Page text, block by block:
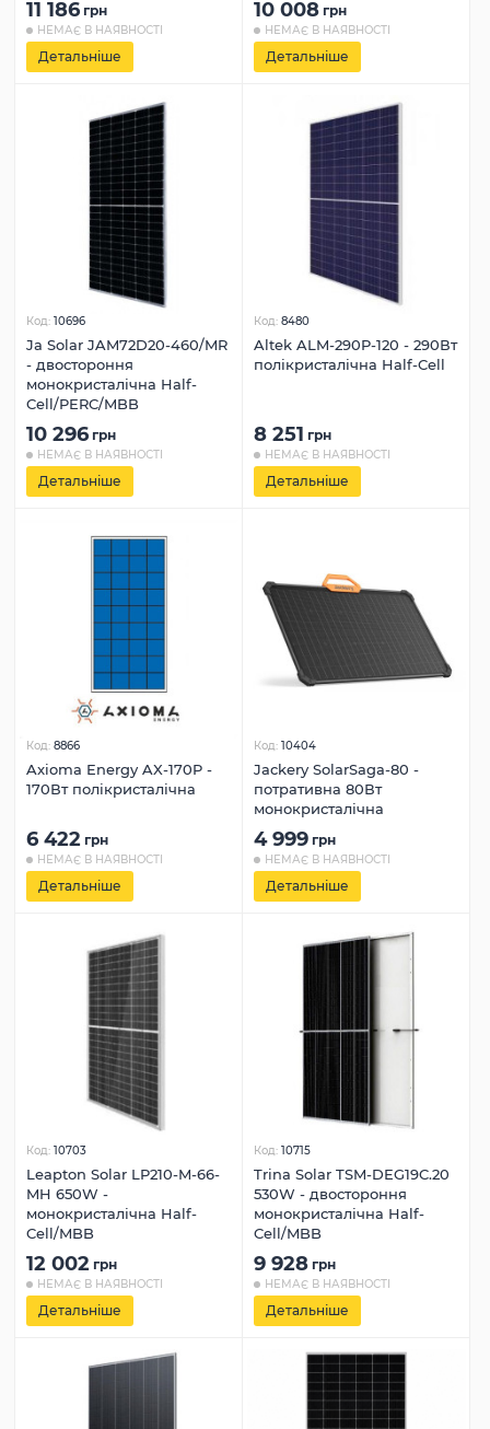
11 186 грн
НЕМАЄ В НАЯВНОСТІ
Детальніше
10 008 грн
НЕМАЄ В НАЯВНОСТІ
Детальніше
Код: 10696
Ja Solar JAM72D20-460/MR
- двостороння
монокристалічна Half-
Cell/PERC/MBB
10 296 грн
НЕМАЄ В НАЯВНОСТІ
Детальніше
Код: 8480
Altek ALM-290P-120 - 290Вт
полікристалічна Half-Cell
8 251 грн
НЕМАЄ В НАЯВНОСТІ
Детальніше
Код: 8866
Axioma Energy AX-170P -
170Вт полікристалічна
6 422 грн
НЕМАЄ В НАЯВНОСТІ
Детальніше
Код: 10404
Jackery SolarSaga-80 -
потративна 80Вт
монокристалічна
4 999 грн
НЕМАЄ В НАЯВНОСТІ
Детальніше
Код: 10703
Leapton Solar LP210-M-66-
MH 650W -
монокристалічна Half-
Cell/MBB
12 002 грн
НЕМАЄ В НАЯВНОСТІ
Детальніше
Код: 10715
Trina Solar TSM-DEG19C.20
530W - двостороння
монокристалічна Half-
Cell/MBB
9 928 грн
НЕМАЄ В НАЯВНОСТІ
Детальніше